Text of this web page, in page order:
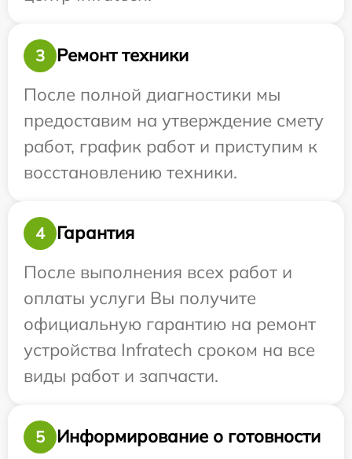
3
Ремонт техники
После полной диагностики мы
предоставим на утверждение смету
работ, график работ и приступим к
восстановлению техники.
4
Гарантия
После выполнения всех работ и
оплаты услуги Вы получите
официальную гарантию на ремонт
устройства Infratech сроком на все
виды работ и запчасти.
5
Информирование о готовности